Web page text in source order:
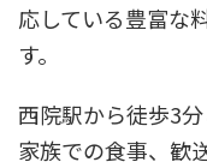
応している豊富な
す。
西院駅から徒歩3
家族での食事、歓